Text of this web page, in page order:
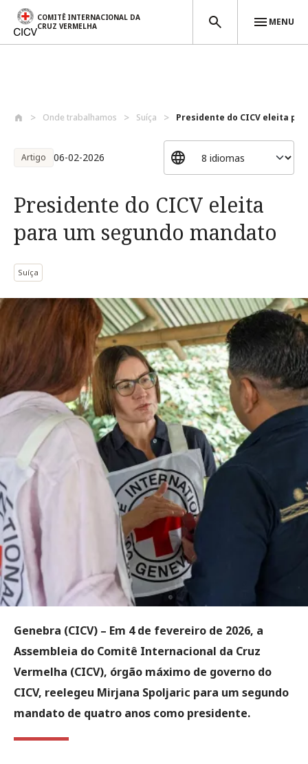
COMITÊ INTERNACIONAL DA
CRUZ VERMELHA
MENU
Onde trabalhamos Suíça Presidente do CICV eleita
Artigo 06-02-2026
Presidente do CICV eleita
para um segundo mandato
Suíça
Genebra (CICV) – Em 4 de fevereiro de 2026, a
Assembleia do Comitê Internacional da Cruz
Vermelha (CICV), órgão máximo de governo do
CICV, reelegeu Mirjana Spoljaric para um segundo
mandato de quatro anos como presidente.